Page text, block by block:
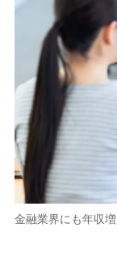
金融業界にも年収